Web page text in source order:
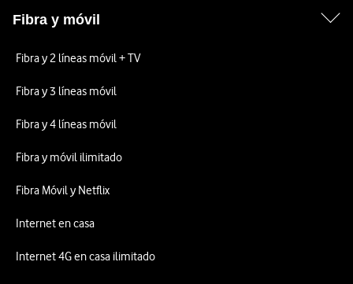
Fibra y móvil
Fibra y 2 líneas móvil + TV
Fibra y 3 líneas móvil
Fibra y 4 líneas móvil
Fibra y móvil ilimitado
Fibra Móvil y Netflix
Internet en casa
Internet 4G en casa ilimitado